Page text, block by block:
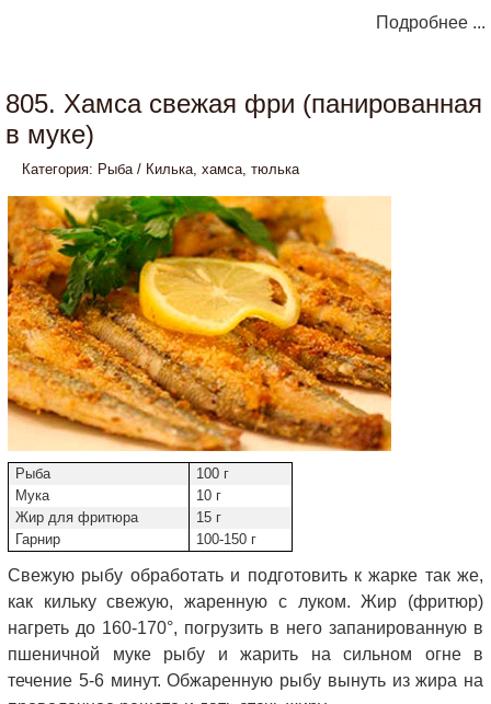
Подробнее ...
805. Хамса свежая фри (панированная
в муке)
Категория: Рыба/ Килька, хамса, тюлька
Рыба
100 г
Мука
10 г
Жир для фритюра
15 г
Гарнир
100-150 г
Свежую рыбу обработать и подготовить к жарке так же,
как кильку свежую, жаренную с луком. Жир (фритюр)
нагреть до 160-170°, погрузить в него запанированную в
пшеничной муке рыбу и жарить на сильном огне в
течение 5-6 минут. Обжаренную рыбу вынуть из жира на